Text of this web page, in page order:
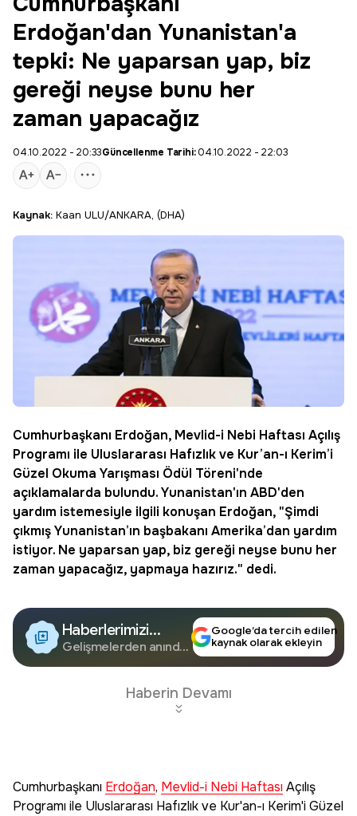
Erdoğan'dan Yunanistan'a
tepki: Ne yaparsan yap, biz
gereği neyse bunu her
zaman yapacağız
04.10.2022 - 20:33Güncellenme Tarihi:04.10.2022 - 22:03
Kaynak: Kaan ULU/ANKARA, (DHA)
Cumhurbaşkanı Erdoğan, Mevlid-i Nebi Haftası Açılış
Programı ile Uluslararası Hafızlık ve Kur’an-ı Kerim’i
Güzel Okuma Yarışması Ödül Töreni'nde
açıklamalarda bulundu. Yunanistan'ın ABD'den
yardım istemesiyle ilgili konuşan Erdoğan, "Şimdi
çıkmış Yunanistan’ın başbakanı Amerika’dan yardım
istiyor. Ne yaparsan yap, biz gereği neyse bunu her
zaman yapacağız, yapmaya hazırız." dedi.
Haberlerimizi
Google'da Takip
Edin
Gelişmelerden anında
Google’da tercih edilen
kaynak olarak ekleyin
Haberin Devamı
Cumhurbaşkanı Erdoğan, Mevlid-i Nebi HaftasıAçılış
Programı ile Uluslararası Hafızlık ve Kur'an-ı Kerim'i Güzel